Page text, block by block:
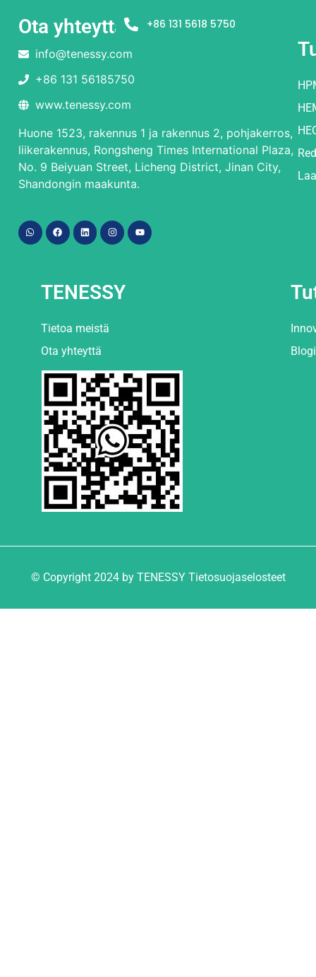
Ota yhteyttä
info@tenessy.com
+86 131 56185750
www.tenessy.com
Huone 1523, rakennus 1 ja rakennus 2, pohjakerros,
liikerakennus, Rongsheng Times International Plaza,
No. 9 Beiyuan Street, Licheng District, Jinan City,
Shandongin maakunta.
TENESSY
Tietoa meistä
Ota yhteyttä
© Copyright 2024 by TENESSY Tietosuojaselosteet
+86 131 5618 5750